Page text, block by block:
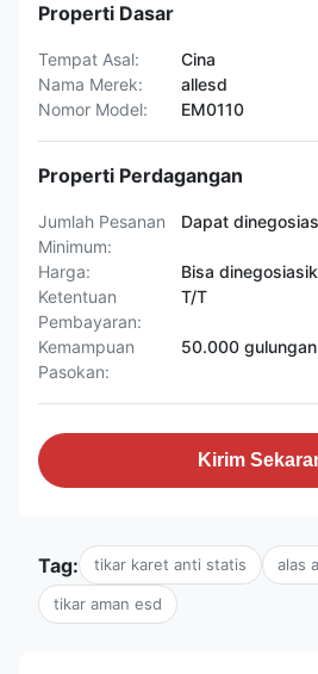
Properti Dasar
Tempat Asal:
Cina
Nama Merek:
allesd
Nomor Model:
EM0110
Properti Perdagangan
Jumlah Pesanan
Minimum:
Dapat
Harga:
Bisa
Ketentuan
Pembayaran:
T/T
Kemampuan
Pasokan:
50.000
Kirim
Tag: tikar karet anti statis alas
tikar aman esd